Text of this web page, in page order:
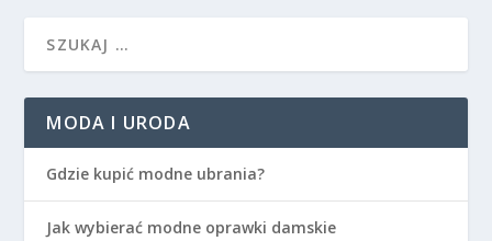
MODA I URODA
Gdzie kupić modne ubrania?
Jak wybierać modne oprawki damskie